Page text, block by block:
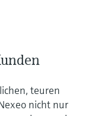
teuren
nicht nur